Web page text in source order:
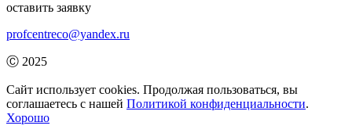
оставить заявку
profcentreco@yandex.ru
Ⓒ 2025
Сайт использует cookies. Продолжая пользоваться, вы
соглашаетесь с нашей Политикой конфиденциальности.
Хорошо